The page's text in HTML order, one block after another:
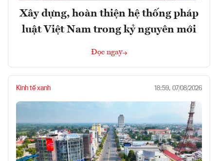
Xây dựng, hoàn thiện hệ thống pháp
luật Việt Nam trong kỷ nguyên mới
Đọc ngay
Kinh tế xanh 18:59, 07/08/2026